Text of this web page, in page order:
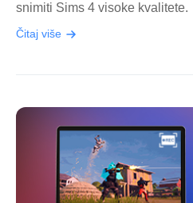
snimiti Sims 4 visoke kvalitete.
Čitaj više